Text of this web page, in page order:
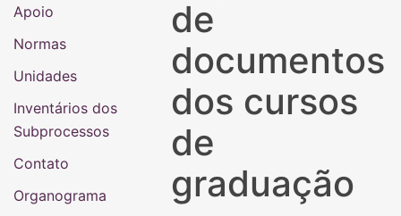
de
documentos
dos cursos
de
graduação
Apoio
Normas
Unidades
Inventários dos
Subprocessos
Contato
Organograma